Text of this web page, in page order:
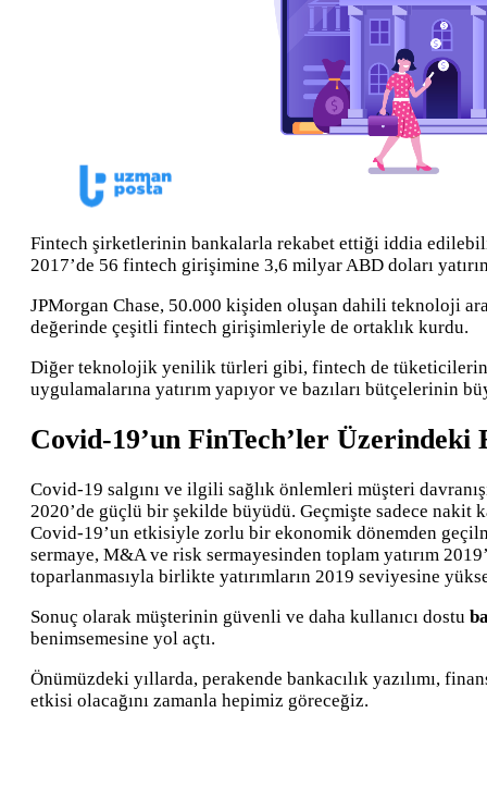
Fintech şirketlerinin bankalarla rekabet ettiği iddia
2017’de 56 fintech girişimine 3,6 milyar ABD doları
JPMorgan Chase, 50.000 kişiden oluşan dahili teknoloji
değerinde çeşitli fintech girişimleriyle de ortaklık kurdu.
Diğer teknolojik yenilik türleri gibi, fintech de tüketicilerin
uygulamalarına yatırım yapıyor ve bazıları bütçelerinin
Covid-19’un FinTech’ler Üzerindeki
Covid-19 salgını ve ilgili sağlık önlemleri müşteri
2020’de güçlü bir şekilde büyüdü. Geçmişte sadece nakit
Covid-19’un etkisiyle zorlu bir ekonomik dönemden
sermaye, M&A ve risk sermayesinden toplam yatırım
toparlanmasıyla birlikte yatırımların 2019 seviyesine
Sonuç olarak müşterinin güvenli ve daha kullanıcı dostu
benimsemesine yol açtı.
Önümüzdeki yıllarda, perakende bankacılık yazılımı,
etkisi olacağını zamanla hepimiz göreceğiz.